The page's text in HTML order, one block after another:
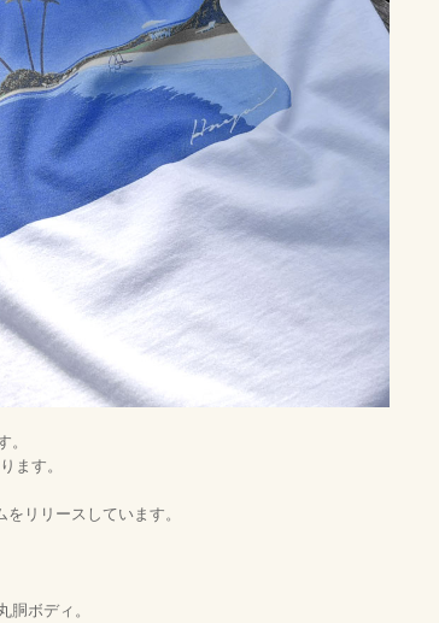
ます。
リリースしています。
ボディ。